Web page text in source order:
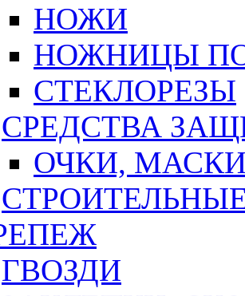
НОЖИ
НОЖНИЦЫ
СТЕКЛОРЕЗЫ
СРЕДСТВА
ОЧКИ,
ГВОЗДИ